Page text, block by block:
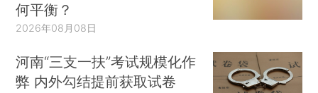
何平衡？
2026年08月08日
河南“三支一扶”考试规模化作
弊 内外勾结提前获取试卷